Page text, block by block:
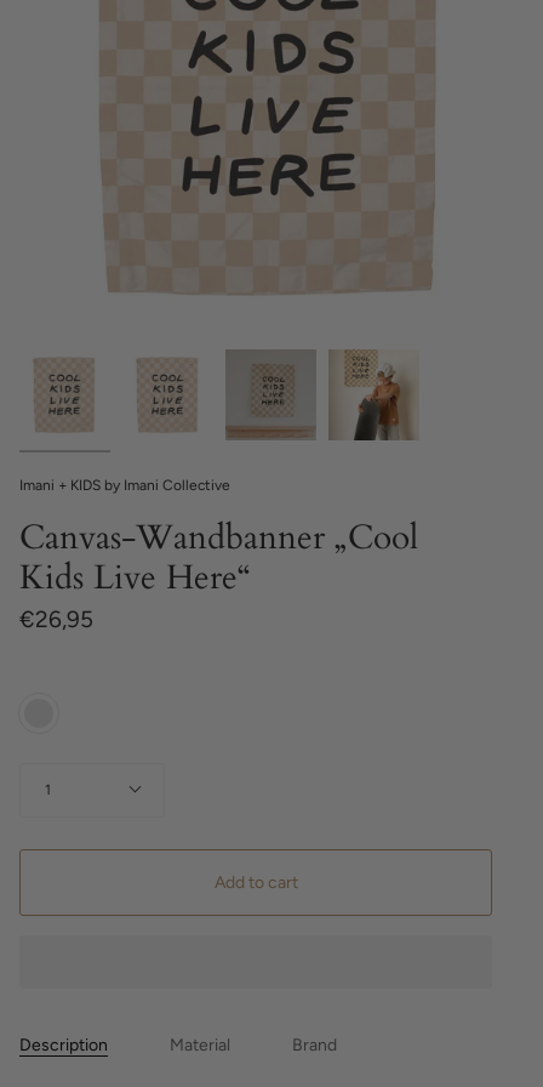
Imani + KIDS by Imani Collective
Canvas-Wandbanner „Cool
Kids Live Here“
€26,95
1
Add to cart
Description Material Brand